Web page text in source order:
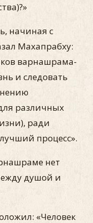
начиная с
Махапрабху:
варнашрама-
и следовать
различных
ради
процесс».
нет
душой и
«Человек